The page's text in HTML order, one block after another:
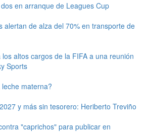
en arranque de Leagues Cup
alertan de alza del 70% en transporte de
altos cargos de la FIFA a una reunión
Sports
materna?
y más sin tesorero: Heriberto Treviño
"caprichos" para publicar en